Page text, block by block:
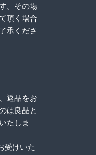
。その場
頂く場合
承くださ
返品をお
は良品と
たしま
受けいた